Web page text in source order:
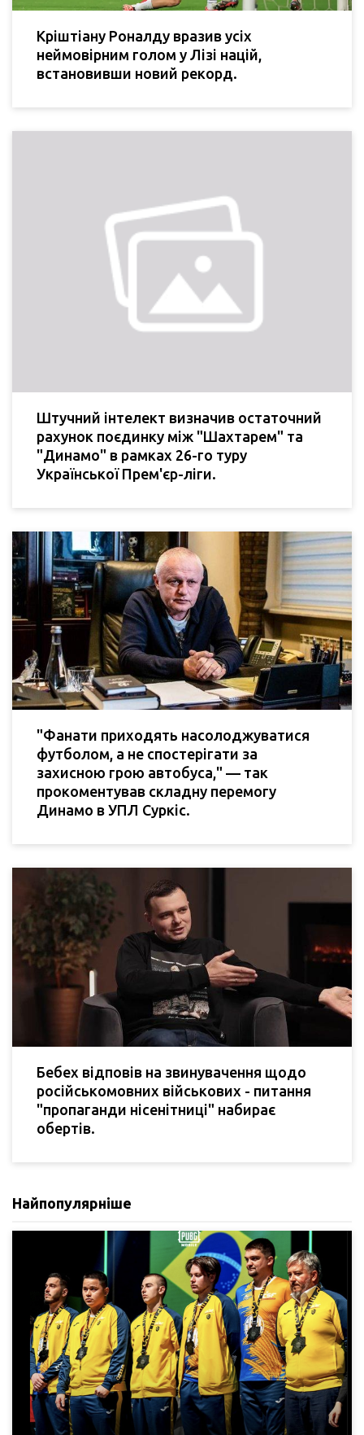
Кріштіану Роналду вразив усіх
неймовірним голом у Лізі націй,
встановивши новий рекорд.
Штучний інтелект визначив остаточний
рахунок поєдинку між "Шахтарем" та
"Динамо" в рамках 26-го туру
Української Прем'єр-ліги.
"Фанати приходять насолоджуватися
футболом, а не спостерігати за
захисною грою автобуса," — так
прокоментував складну перемогу
Динамо в УПЛ Суркіс.
Бебех відповів на звинувачення щодо
російськомовних військових - питання
"пропаганди нісенітниці" набирає
обертів.
Найпопулярніше